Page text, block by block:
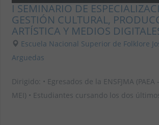
I SEMINARIO DE
GESTIÓN CULTURAL,
ARTÍSTICA Y MEDIOS
Escuela Nacional Superior de Folklore
Arguedas
Dirigido: • Egresados de la ENSFJMA (PAEA -
MEI) • Estudiantes cursando los dos